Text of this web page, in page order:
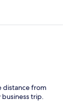
distance from
trip.